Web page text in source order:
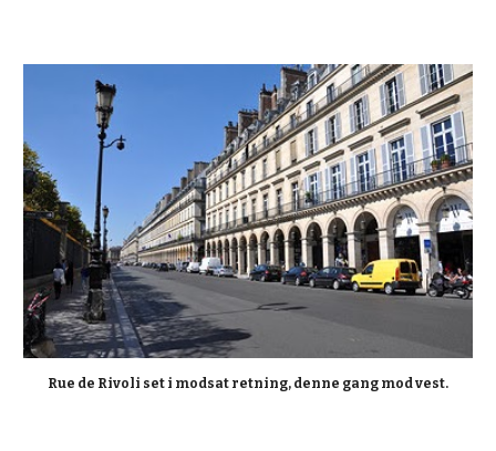
Rue de Rivoli set i modsat retning, denne gang mod vest.